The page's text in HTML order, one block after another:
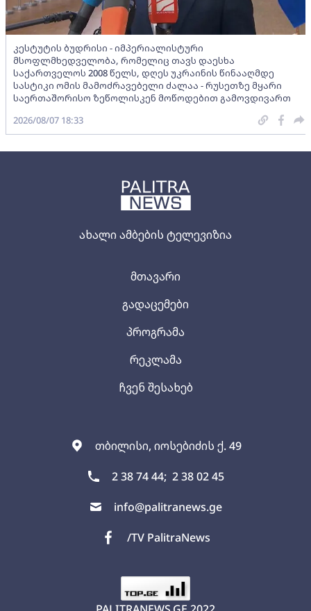
ახალი ამბების ტელევიზია
თბილისი, იოსებიძის ქ. 49
2 38 74 44; 2 38 02 45
info@palitranews.ge
/TV PalitraNews
მთავარი
გადაცემები
პროგრამა
რეკლამა
ჩვენ შესახებ
კესტუტის ბუდრისი - იმპერიალისტური
მსოფლმხედველობა, რომელიც თავს დაესხა
საქართველოს 2008 წელს, დღეს უკრაინის წინააღმდე
სასტიკი ომის მამოძრავებელი ძალაა - რუსეთზე მყარი
საერთაშორისო ზეწოლისკენ მოწოდებით გამოვდივართ
2026/08/07 18:33